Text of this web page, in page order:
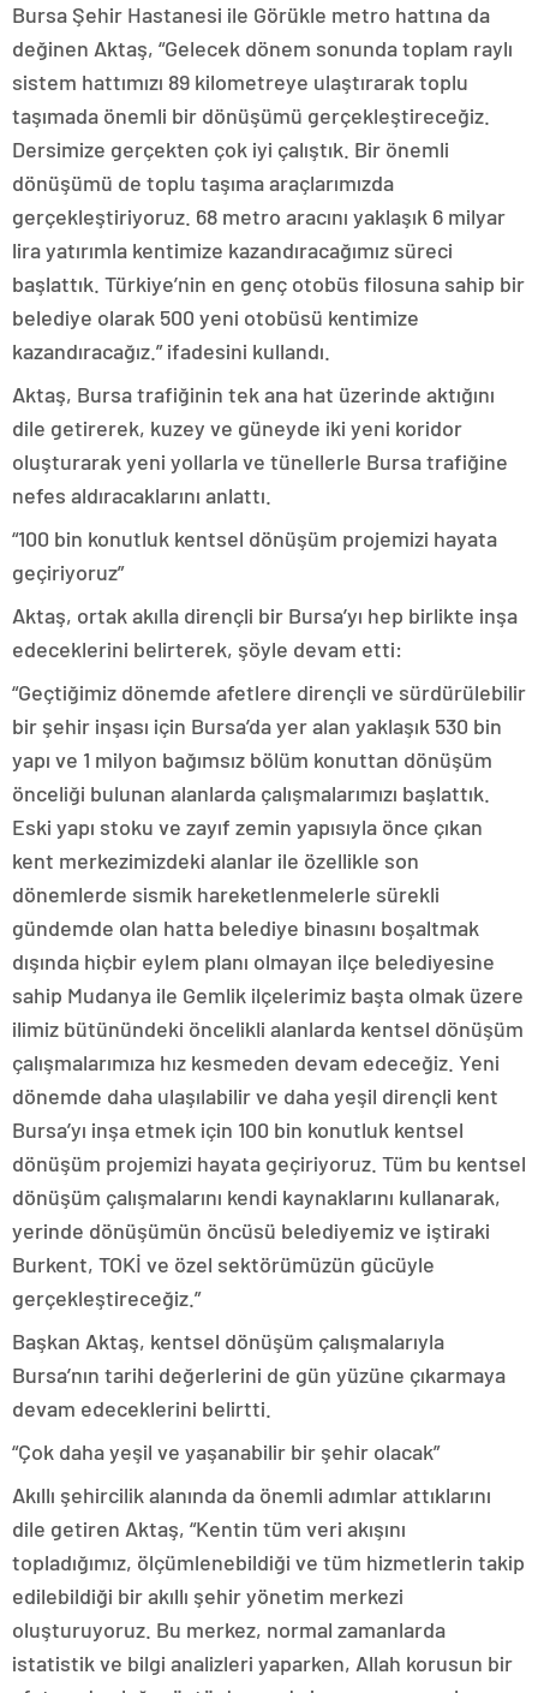
Bursa Şehir Hastanesi ile Görükle metro hattına da
değinen Aktaş, “Gelecek dönem sonunda toplam raylı
sistem hattımızı 89 kilometreye ulaştırarak toplu
taşımada önemli bir dönüşümü gerçekleştireceğiz.
Dersimize gerçekten çok iyi çalıştık. Bir önemli
dönüşümü de toplu taşıma araçlarımızda
gerçekleştiriyoruz. 68 metro aracını yaklaşık 6 milyar
lira yatırımla kentimize kazandıracağımız süreci
başlattık. Türkiye’nin en genç otobüs filosuna sahip bir
belediye olarak 500 yeni otobüsü kentimize
kazandıracağız.” ifadesini kullandı.
Aktaş, Bursa trafiğinin tek ana hat üzerinde aktığını
dile getirerek, kuzey ve güneyde iki yeni koridor
oluşturarak yeni yollarla ve tünellerle Bursa trafiğine
nefes aldıracaklarını anlattı.
“100 bin konutluk kentsel dönüşüm projemizi hayata
geçiriyoruz”
Aktaş, ortak akılla dirençli bir Bursa’yı hep birlikte inşa
edeceklerini belirterek, şöyle devam etti:
“Geçtiğimiz dönemde afetlere dirençli ve sürdürülebilir
bir şehir inşası için Bursa’da yer alan yaklaşık 530 bin
yapı ve 1 milyon bağımsız bölüm konuttan dönüşüm
önceliği bulunan alanlarda çalışmalarımızı başlattık.
Eski yapı stoku ve zayıf zemin yapısıyla önce çıkan
kent merkezimizdeki alanlar ile özellikle son
dönemlerde sismik hareketlenmelerle sürekli
gündemde olan hatta belediye binasını boşaltmak
dışında hiçbir eylem planı olmayan ilçe belediyesine
sahip Mudanya ile Gemlik ilçelerimiz başta olmak üzere
ilimiz bütünündeki öncelikli alanlarda kentsel dönüşüm
çalışmalarımıza hız kesmeden devam edeceğiz. Yeni
dönemde daha ulaşılabilir ve daha yeşil dirençli kent
Bursa’yı inşa etmek için 100 bin konutluk kentsel
dönüşüm projemizi hayata geçiriyoruz. Tüm bu kentsel
dönüşüm çalışmalarını kendi kaynaklarını kullanarak,
yerinde dönüşümün öncüsü belediyemiz ve iştiraki
Burkent, TOKİ ve özel sektörümüzün gücüyle
gerçekleştireceğiz.”
Başkan Aktaş, kentsel dönüşüm çalışmalarıyla
Bursa’nın tarihi değerlerini de gün yüzüne çıkarmaya
devam edeceklerini belirtti.
“Çok daha yeşil ve yaşanabilir bir şehir olacak”
Akıllı şehircilik alanında da önemli adımlar attıklarını
dile getiren Aktaş, “Kentin tüm veri akışını
topladığımız, ölçümlenebildiği ve tüm hizmetlerin takip
edilebildiği bir akıllı şehir yönetim merkezi
oluşturuyoruz. Bu merkez, normal zamanlarda
istatistik ve bilgi analizleri yaparken, Allah korusun bir